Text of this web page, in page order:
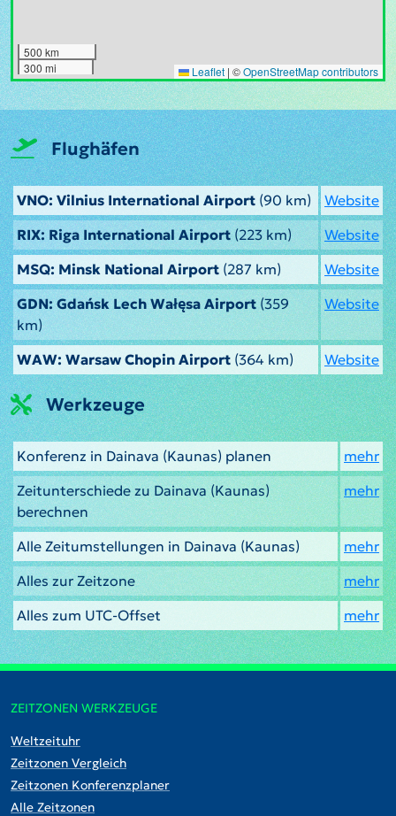
500 km
300 mi
Leaflet | ©OpenStreetMap contributors
Flughäfen
VNO: Vilnius International Airport (90 km)
Website
RIX: Riga International Airport(223 km)
Website
MSQ: Minsk National Airport (287 km)
Website
GDN: Gdańsk Lech Wałęsa Airport(359
km)
Website
WAW: Warsaw Chopin Airport (364 km) Website
Werkzeuge
Konferenz in Dainava (Kaunas) planen
mehr
Zeitunterschiede zu Dainava (Kaunas)
berechnen
mehr
Alle Zeitumstellungen in Dainava (Kaunas)
mehr
Alles zur Zeitzone
mehr
Alles zum UTC-Offset
mehr
ZEITZONEN WERKZEUGE
Weltzeituhr
Zeitzonen Vergleich
Zeitzonen Konferenzplaner
Alle Zeitzonen